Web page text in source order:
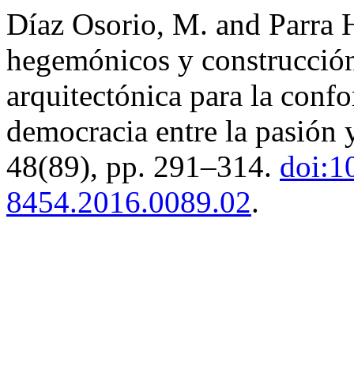
Díaz Osorio, M. and Parra
hegemónicos y
arquitectónica para la
democracia entre la
48(89), pp. 291–314.
8454.2016.0089.02.